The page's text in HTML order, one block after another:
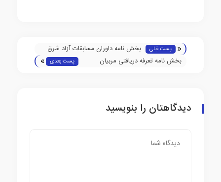
« پست قبلی
بخش نامه داوران مسابقات آزاد شرق
شهرستان کرج در بخش دخترانبخش نامه تعرفه دریافتی مربیان
پست بعدی »
دیدگاهتان را بنویسید